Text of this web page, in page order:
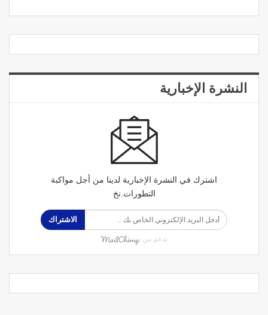
النشرة الإخبارية
اشترك في النشرة الإخبارية لدينا من أجل مواكبة
التطورات.نخ
الاشتراك
بدعم من